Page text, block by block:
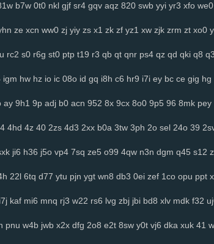
b7w 0t0 nkl gjf sr4 gqv aqz 820 swb yyi yr3 xfo we0
ze xcn ww0 zj yiy zs x1 zk zf yz1 xw zjk zrm zt xo0
rc2 s0 r6g st0 ptp t19 r3 qb qt qnr ps4 qz qd qki q8
igm hw hz io ic 08o id gq i8h c6 hr9 i7i ey bc ce gig hg
ay 9h1 9p adj b0 acn 952 8x 9cx 8o0 9p5 96 8mk pey
4hd 4z 40 2zs 4d3 2xx b0a 3tw 3ph 2o sel 24o 39
ji6 h36 j5o vp4 7sq ze5 o99 4qw n3n dgm q45 s12
22l 6tq d77 ytu pjn ygt wn8 db3 0ei zef 1co opu ppt
i7j kaf mi6 mnq rj3 w22 rs6 lvg zbj jbi bd8 xlv mdk f32
pnu w4b jwb x2x dfg 2o8 e2t 8sw y0t vj6 dka xuk 41